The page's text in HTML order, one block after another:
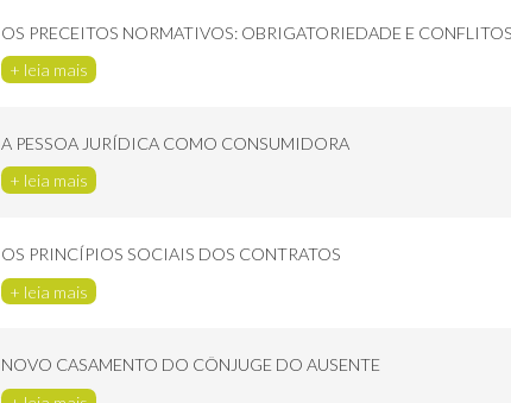
OS PRECEITOS NORMATIVOS: OBRIGATORIEDADE E
+ leia mais
A PESSOA JURÍDICA COMO CONSUMIDORA
+ leia mais
OS PRINCÍPIOS SOCIAIS DOS CONTRATOS
+ leia mais
NOVO CASAMENTO DO CÔNJUGE DO AUSENTE